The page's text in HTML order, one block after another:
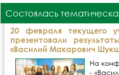
Состоялась
20 февраля текущего
презентовали
«Василий Макарович
На
-